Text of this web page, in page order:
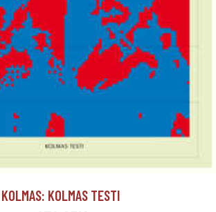
KOLMAS: KOLMAS TESTI